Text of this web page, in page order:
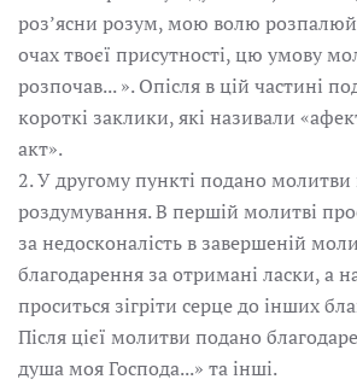
роз’ясни розум, мою волю
очах твоєї присутності, цю умову
розпочав... ». Опісля в цій частині
короткі заклики, які називали
акт».
2. У другому пункті подано молитви
роздумування. В першій молитві
за недосконалість в завершеній
благодарення за отримані ласки, а
проситься зігріти серце до інших
Після цієї молитви подано
душа моя Господа...» та інші.